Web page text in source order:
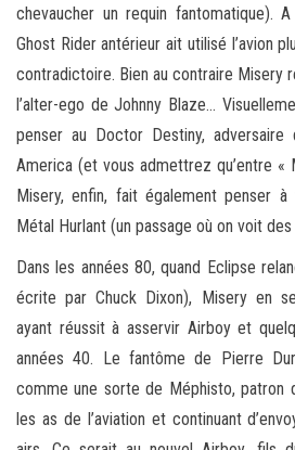
chevaucher un requin fantomatique).
Ghost Rider antérieur ait utilisé l’avion
contradictoire. Bien au contraire Misery
l’alter-ego de Johnny Blaze…
penser au Doctor Destiny,
America (et vous admettrez qu’entre «
Misery, enfin, fait également penser
Métal Hurlant (un passage où on voit
Dans les années 80, quand Eclipse
écrite par Chuck Dixon), Misery en
ayant réussit à asservir Airboy et
années 40. Le fantôme de Pierre
comme une sorte de Méphisto, patron
les as de l’aviation et continuant